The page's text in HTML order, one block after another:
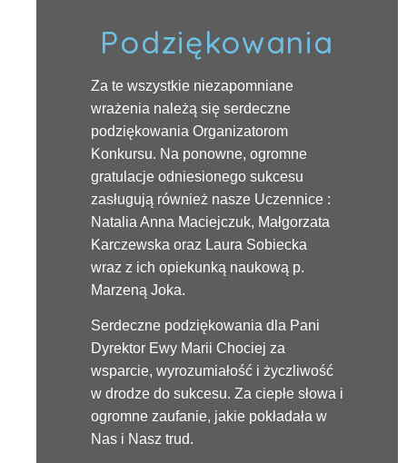
Podziękowania
Za te wszystkie niezapomniane
wrażenia należą się serdeczne
podziękowania Organizatorom
Konkursu. Na ponowne, ogromne
gratulacje odniesionego sukcesu
zasługują również nasze Uczennice :
Natalia Anna Maciejczuk, Małgorzata
Karczewska oraz Laura Sobiecka
wraz z ich opiekunką naukową p.
Marzeną Joka.
Serdeczne podziękowania dla Pani
Dyrektor Ewy Marii Chociej za
wsparcie, wyrozumiałość i życzliwość
w drodze do sukcesu. Za ciepłe słowa i
ogromne zaufanie, jakie pokładała w
Nas i Nasz trud.